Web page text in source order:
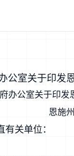
公室关于印发
办公室关于印
恩施
关单位：